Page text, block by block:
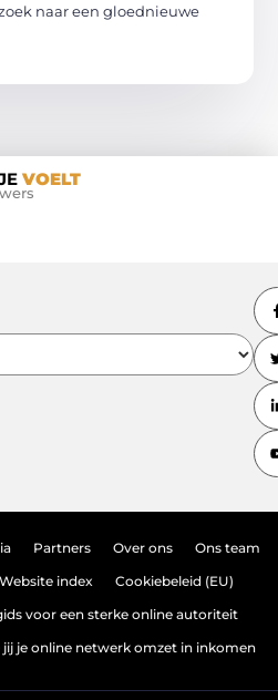
naar een gloednieuwe
VOELT
Partners Over ons Ons team
Website index Cookiebeleid (EU)
voor een sterke online autoriteit
je online netwerk omzet in inkomen